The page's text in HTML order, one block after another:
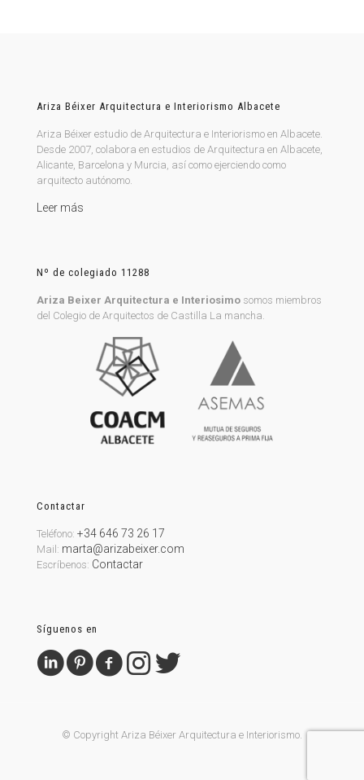
Ariza Béixer Arquitectura e Interiorismo Albacete
Ariza Béixer estudio de Arquitectura e Interiorismo en Albacete.
Desde 2007, colabora en estudios de Arquitectura en Albacete,
Alicante, Barcelona y Murcia, así como ejerciendo como
arquitecto autónomo.
Leer más
Nº de colegiado 11288
Ariza Beixer Arquitectura e Interiosimo somos miembros
del Colegio de Arquitectos de Castilla La mancha.
Contactar
Teléfono: +34 646 73 26 17
Mail: marta@arizabeixer.com
Escríbenos: Contactar
Síguenos en
© Copyright Ariza Béixer Arquitectura e Interiorismo.